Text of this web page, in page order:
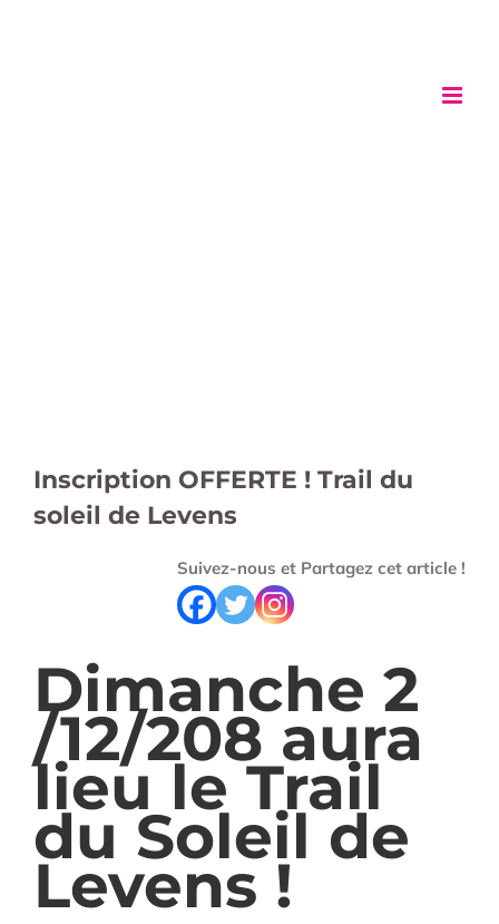
Inscription OFFERTE ! Trail du
soleil de Levens
Suivez-nous et Partagez cet article !
Dimanche 2
/12/208 aura
lieu le Trail
du Soleil de
Levens !